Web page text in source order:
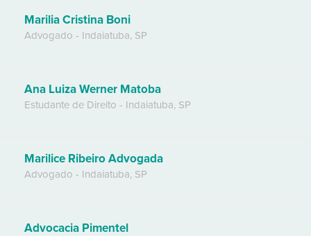
Marilia Cristina Boni
Advogado - Indaiatuba, SP
Ana Luiza Werner Matoba
Estudante de Direito - Indaiatuba, SP
Marilice Ribeiro Advogada
Advogado - Indaiatuba, SP
Advocacia Pimentel